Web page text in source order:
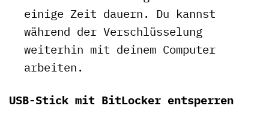
einige Zeit dauern. Du kannst
während der Verschlüsselung
weiterhin mit deinem Computer
arbeiten.
USB-Stick mit BitLocker entsperren